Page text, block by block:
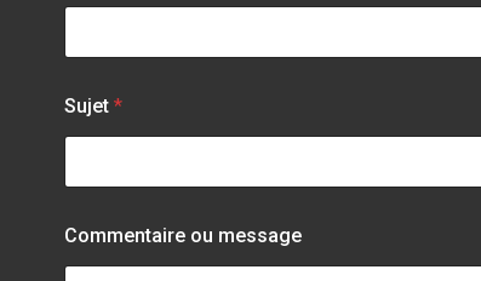
Sujet *
Commentaire ou message